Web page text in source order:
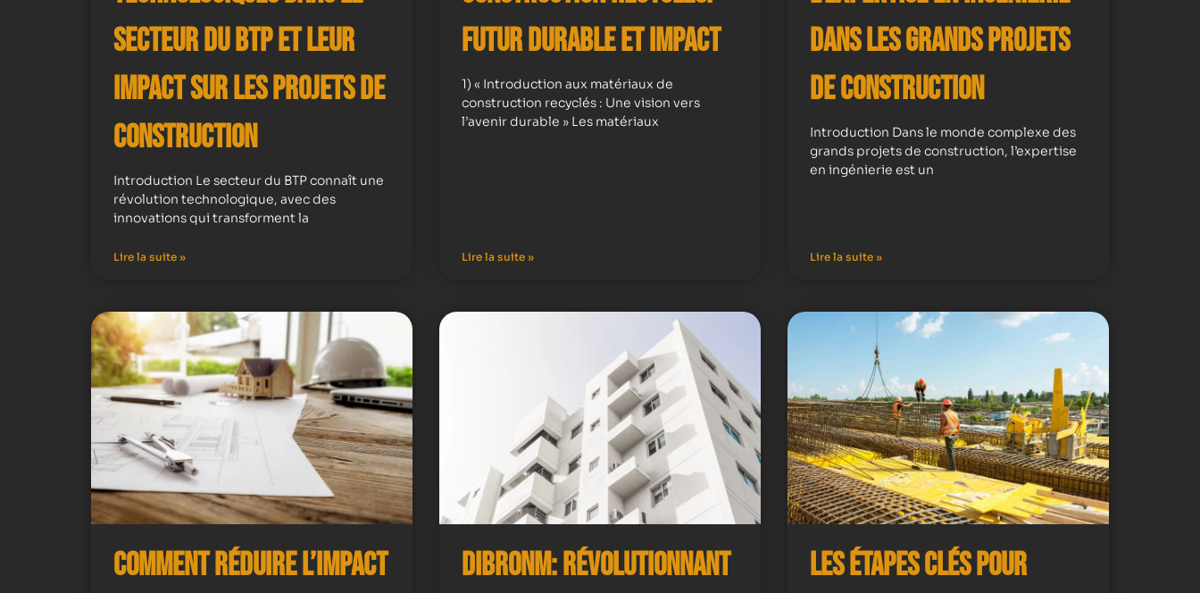
secteur du BTP et leur
impact sur les projets de
construction
Introduction Le secteur du BTP connaît une
révolution technologique, avec des
innovations qui transforment la
Lire la suite »
Futur Durable et Impact
1) « Introduction aux matériaux de
construction recyclés : Une vision vers
l’avenir durable » Les matériaux
Lire la suite »
dans les grands projets
de construction
Introduction Dans le monde complexe des
grands projets de construction, l’expertise
en ingénierie est un
Lire la suite »
Comment Réduire l’Impact
Dibronm: Révolutionnant
Les Étapes Clés pour